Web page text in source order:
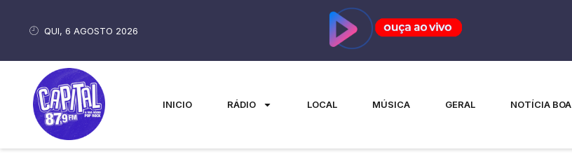
QUI, 6 AGOSTO 2026
INICIO RÁDIO LOCAL MÚSICA GERAL NOTÍCIA BOA